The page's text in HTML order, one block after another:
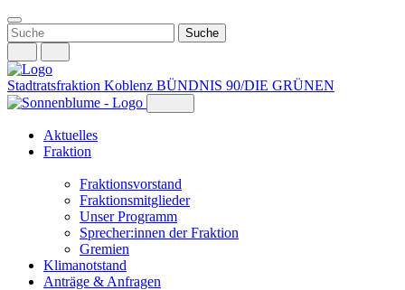
Weiter
zum
Inhalt
Stadtratsfraktion Koblenz BÜNDNIS 90/DIE GRÜNEN
Aktuelles
Fraktion
Fraktionsvorstand
Fraktionsmitglieder
Unser Programm
Sprecher:innen der Fraktion
Gremien
Klimanotstand
Anträge & Anfragen